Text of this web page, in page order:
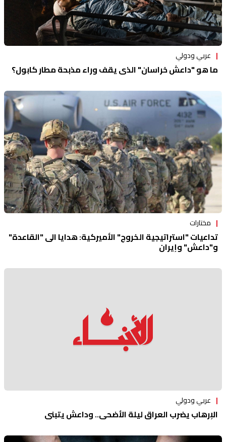
عربي ودولي
ما هو "داعش خراسان" الذي يقف وراء مذبحة مطار كابول؟
مختارات
تداعيات "استراتيجية الخروج" الأميركية: هدايا الى "القاعدة"
و"داعش" وإيران
عربي ودولي
الإرهاب يضرب العراق ليلة الأضحى.. وداعش يتبنى